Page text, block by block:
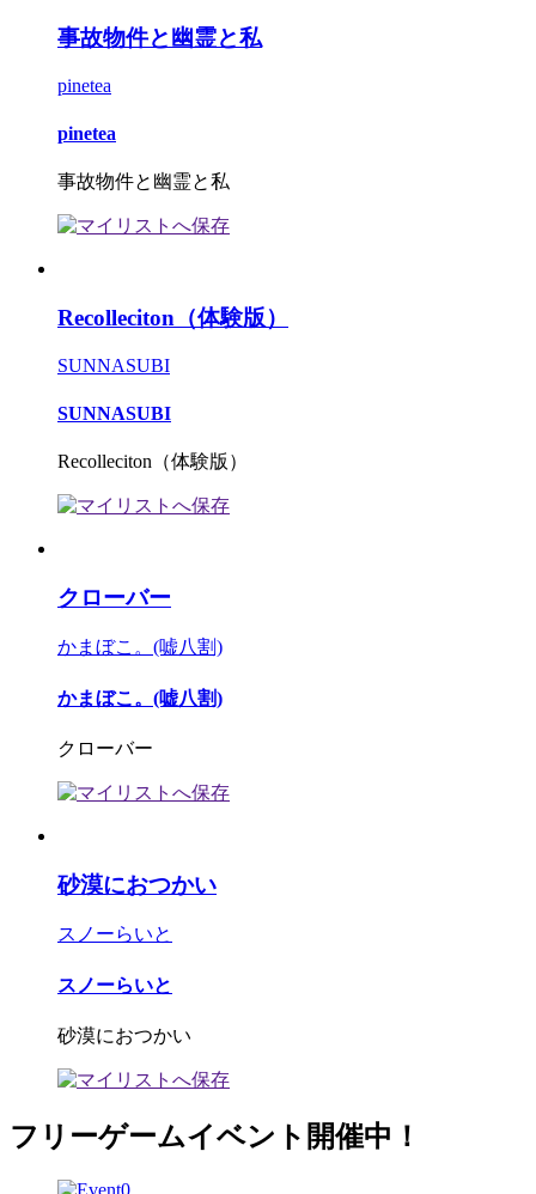
事故物件と幽霊と私
pinetea
pinetea
事故物件と幽霊と私
Recolleciton（体験版）
SUNNASUBI
SUNNASUBI
Recolleciton（体験版）
クローバー
かまぼこ。(嘘八割)
かまぼこ。(嘘八割)
クローバー
砂漠におつかい
スノーらいと
スノーらいと
砂漠におつかい
フリーゲームイベント開催中！